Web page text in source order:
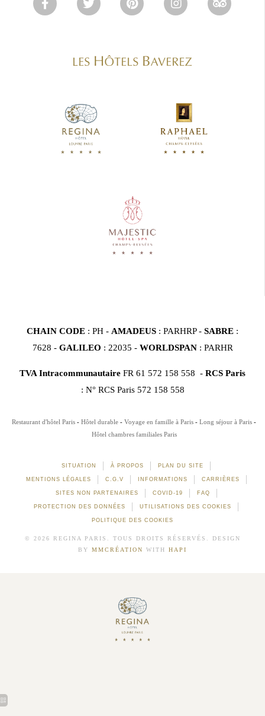
CHAIN CODE : PH - AMADEUS : PARHRP - SABRE :
7628 - GALILEO : 22035 - WORLDSPAN : PARHR
TVA Intracommunautaire FR 61 572 158 558 - RCS Paris
: N° RCS Paris 572 158 558
Restaurant d'hôtel Paris Hôtel durable Voyage en famille à Paris
Long séjour à Paris
Hôtel chambres familiales Paris
SITUATION À PROPOS PLAN DU SITE
MENTIONS LÉGALES C.G.V INFORMATIONS CARRIÈRES
SITES NON PARTENAIRES COVID-19 FAQ
PROTECTION DES DONNÉES UTILISATIONS DES COOKIES
POLITIQUE DES COOKIES
© 2026 REGINA PARIS. TOUS DROITS RÉSERVÉS. DESIGN
BY MMCRÉATION WITH HAPI